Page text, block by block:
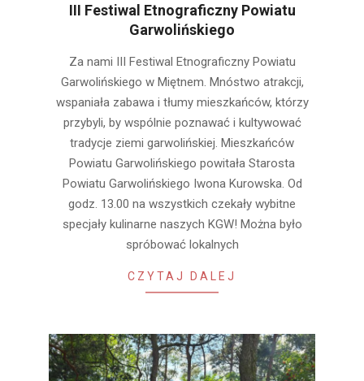
III Festiwal Etnograficzny Powiatu
Garwolińskiego
Za nami III Festiwal Etnograficzny Powiatu
Garwolińskiego w Miętnem. Mnóstwo atrakcji,
wspaniała zabawa i tłumy mieszkańców, którzy
przybyli, by wspólnie poznawać i kultywować
tradycje ziemi garwolińskiej. Mieszkańców
Powiatu Garwolińskiego powitała Starosta
Powiatu Garwolińskiego Iwona Kurowska. Od
godz. 13.00 na wszystkich czekały wybitne
specjały kulinarne naszych KGW! Można było
spróbować lokalnych
CZYTAJ DALEJ